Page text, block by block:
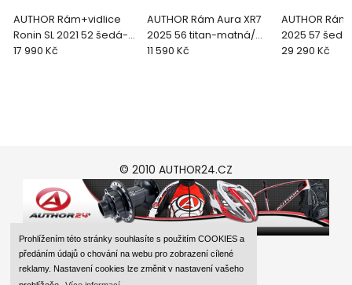
Prohlížením této stránky souhlasíte s použitím COOKIES a
předáním údajů o chování na webu pro zobrazení cílené
reklamy. Nastavení cookies lze změnit v nastavení vašeho
AUTHOR Rám+vidlice
Ronin SL 2021 52 šedá-
matná/měděná Gravel
17 990 Kč
AUTHOR Rám Aura XR7
2025 56 titan-matná/
černá GP2025
11 590 Kč
AUTHOR
2025 57
černá
29 290 Kč
© 2010 AUTHOR24.CZ